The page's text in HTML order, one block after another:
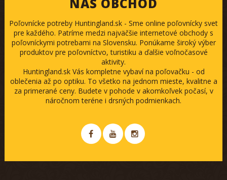
NÁŠ OBCHOD
Poľovnícke potreby Huntingland.sk - Sme online poľovnícky svet
pre každého. Patríme medzi najväčšie internetové obchody s
poľovníckymi potrebami na Slovensku. Ponúkame široký výber
produktov pre poľovníctvo, turistiku a ďalšie voľnočasové
aktivity.
Huntingland.sk Vás kompletne vybaví na poľovačku - od
oblečenia až po optiku. To všetko na jednom mieste, kvalitne a
za primerané ceny. Budete v pohode v akomkoľvek počasí, v
náročnom teréne i drsných podmienkach.